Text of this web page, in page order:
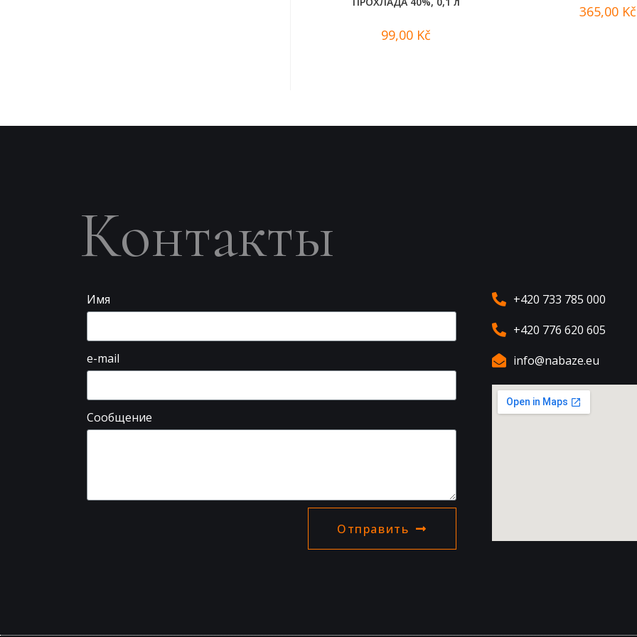
99,00 Kč
365,00 Kč
Контакты
Имя
e-mail
Сообщение
Отправить
+420 733 785 000
+420 776 620 605
info@nabaze.eu